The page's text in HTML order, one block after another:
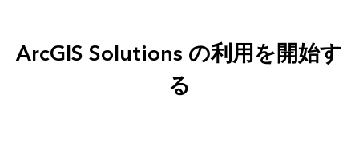
ArcGIS Solutions の利用を開始す
る